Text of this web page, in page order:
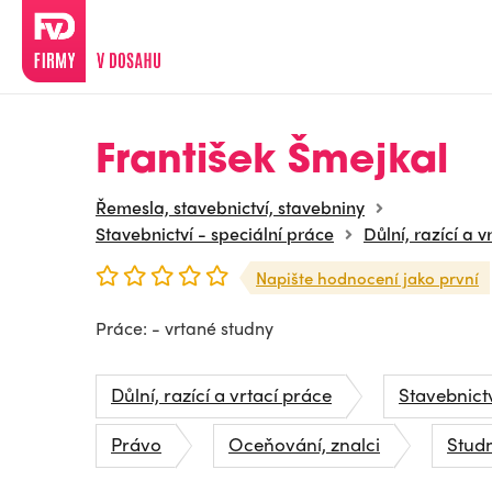
František Šmejkal
Řemesla, stavebnictví, stavebniny
Stavebnictví - speciální práce
Důlní, razící a
Napište hodnocení jako první
Práce: - vrtané studny
Důlní, razící a vrtací práce
Právo
Oceňování, znalci